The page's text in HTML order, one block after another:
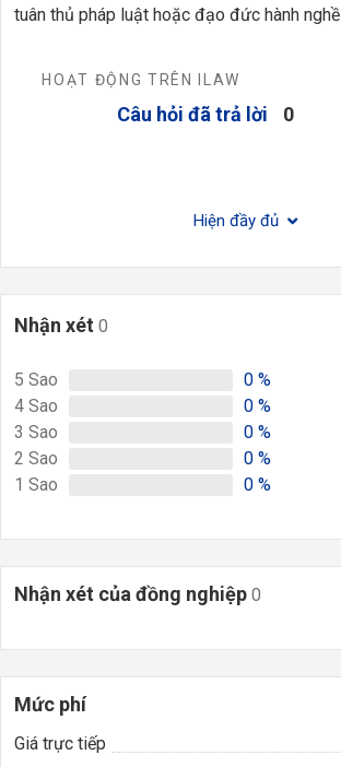
tuân thủ pháp luật hoặc đạo đức hành nghề
HOẠT ĐỘNG TRÊN ILAW
Câu hỏi đã trả lời 0
Hiện đầy đủ
Nhận xét 0
5 Sao 0 %
4 Sao 0 %
3 Sao 0 %
2 Sao 0 %
1 Sao 0 %
Nhận xét của đồng nghiệp 0
Mức phí
Giá trực tiếp